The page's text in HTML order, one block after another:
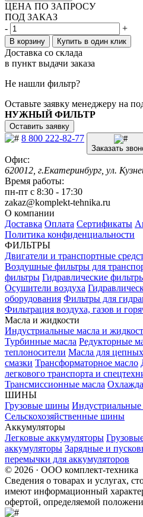
ЦЕНА ПО ЗАПРОСУ
ПОД ЗАКАЗ
-
+
В корзину Купить в один клик
Доставка со склада
в пункт выдачи заказа
Не нашли фильтр?
Оставьте заявку менеджеру на
НУЖНЫЙ ФИЛЬТР
Оставить заявку
8 800 222-82-77
Заказать
Офис:
620012, г.Екатеринбург, ул.
Время работы:
пн-пт с 8:30 - 17:30
zakaz@komplekt-tehnika.ru
О компании
Доставка Оплата Сертификаты
Политика конфиденциальности
ФИЛЬТРЫ
Двигатели и транспортные
Воздушные фильтры для
фильтры Гидравлические
Осушители воздуха
оборудования Фильтры для
Фильтрация воздуха, газов и
Масла и жидкости
Индустриальные масла и
Турбинные масла Редукторные
теплоносители Масла для
смазки Трансформаторное масло
легкового транспорта и
Трансмиссионные масла
ШИНЫ
Грузовые шины
Сельскохозяйственные шины
Аккумуляторы
Легковые аккумуляторы
аккумуляторы Зарядные и
перемычки для аккумуляторов
© 2026 · ООО комплект-техника
Сведения о товарах и услугах,
имеют информационный
офертой, определяемой